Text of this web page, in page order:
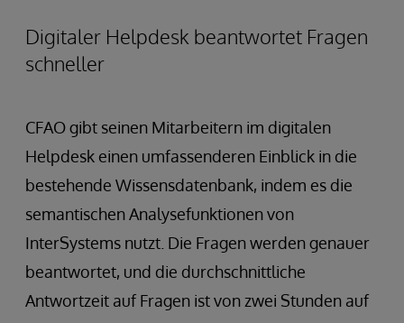
Digitaler Helpdesk beantwortet Fragen
schneller
CFAO gibt seinen Mitarbeitern im digitalen
Helpdesk einen umfassenderen Einblick in die
bestehende Wissensdatenbank, indem es die
semantischen Analysefunktionen von
InterSystems nutzt. Die Fragen werden genauer
beantwortet, und die durchschnittliche
Antwortzeit auf Fragen ist von zwei Stunden auf